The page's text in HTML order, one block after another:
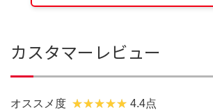
カスタマーレビュー
オススメ度 4.4点